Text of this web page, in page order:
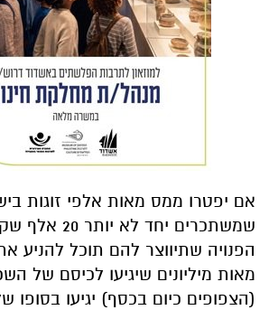
אם יפטרו ממס מאות אלפי זוגות
שמשתכרים יחד
הפנויה שתיווצר להם תוכל להניע
מאות מיליונים שיגיעו לכיסם של
(הצפופים כיום בכסף) יגיעו בסופו